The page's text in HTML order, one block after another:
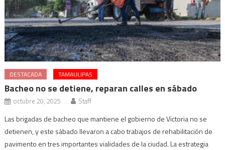
DESTACADA TAMAULIPAS
Bacheo no se detiene, reparan calles en sábado
octubre 20, 2025 Staff
Las brigadas de bacheo que mantiene el gobierno de Victoria no se
detienen, y este sábado llevaron a cabo trabajos de rehabilitación de
pavimento en tres importantes vialidades de la ciudad. La estrategia